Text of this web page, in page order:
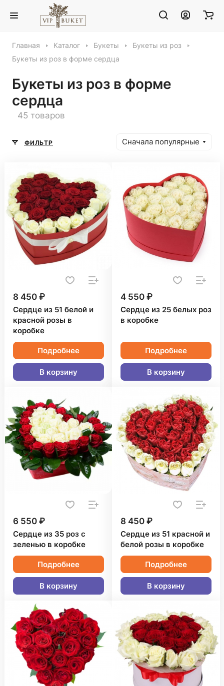
Главная Каталог Букеты
Букеты из роз
Букеты из роз в форме сердца
Букеты из роз в форме
сердца
45 товаров
ФИЛЬТР Сначала популярные
8 450 ₽
Сердце из 51 белой и
красной розы в
коробке
Подробнее
В корзину
4 550 ₽
Сердце из 25 белых роз
в коробке
Подробнее
В корзину
6 550 ₽
Сердце из 35 роз с
зеленью в коробке
Подробнее
В корзину
8 450 ₽
Сердце из 51 красной и
белой розы в коробке
Подробнее
В корзину